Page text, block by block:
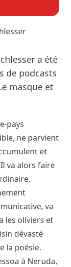
a été
de podcasts
masque et
pays
ne parvient
et
va alors faire
va
les oliviers et
dévasté
la poésie.
à Neruda,